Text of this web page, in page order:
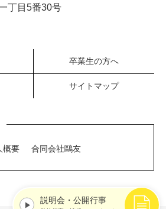
丁目5番30号
卒業生の方へ
サイトマップ
概要 合同会社鷗友
説明会・公開行事